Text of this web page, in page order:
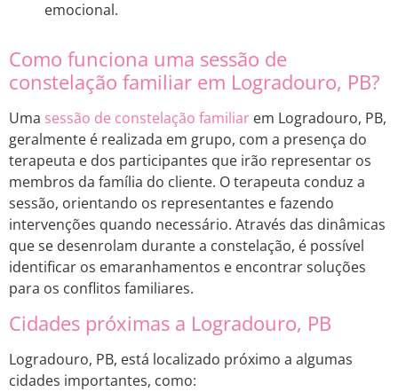
emocional.
Como funciona uma sessão de
constelação familiar em Logradouro, PB?
Uma sessão de constelação familiar em Logradouro, PB,
geralmente é realizada em grupo, com a presença do
terapeuta e dos participantes que irão representar os
membros da família do cliente. O terapeuta conduz a
sessão, orientando os representantes e fazendo
intervenções quando necessário. Através das dinâmicas
que se desenrolam durante a constelação, é possível
identificar os emaranhamentos e encontrar soluções
para os conflitos familiares.
Cidades próximas a Logradouro, PB
Logradouro, PB, está localizado próximo a algumas
cidades importantes, como: